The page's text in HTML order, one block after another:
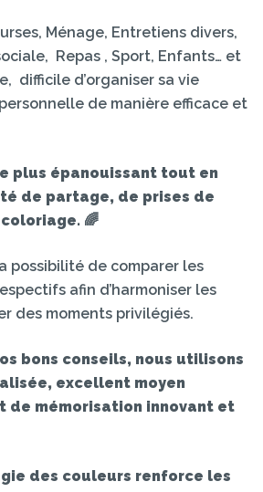
Ménage, Entretiens divers,
Repas , Sport, Enfants… et
difficile d’organiser sa vie
de manière efficace et
plus épanouissant tout en
de partage, de prises de
🌈
possibilité de comparer les
afin d’harmoniser les
des moments privilégiés.
bons conseils, nous utilisons
excellent moyen
de mémorisation innovant et
des couleurs renforce les